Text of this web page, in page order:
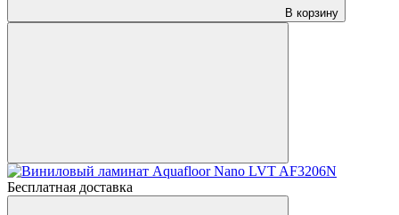
В корзину
Бесплатная доставка